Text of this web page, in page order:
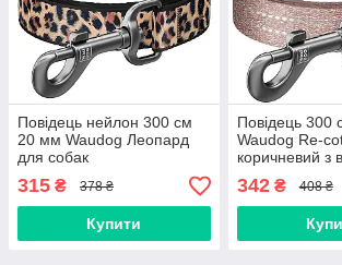
Повідець нейлон 300 cм
20 мм Waudog Леопард
для собак
315 ₴ 378 ₴
Купити
Повідець 300
Waudog Re-
коричневий з
бавовни для
342₴ 408 ₴